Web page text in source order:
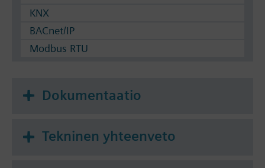
KNX
BACnet/IP
Modbus RTU
Dokumentaatio
Tekninen yhteenveto